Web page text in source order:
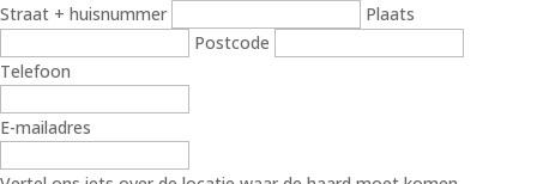
Straat + huisnummer
Plaats
Postcode
Telefoon
E-mailadres